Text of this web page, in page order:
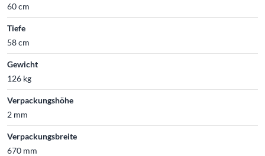
60 cm
Tiefe
58 cm
Gewicht
126 kg
Verpackungshöhe
2 mm
Verpackungsbreite
670 mm